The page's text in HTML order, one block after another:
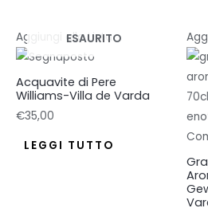
Aggiungi alla Lista
ESAURITO
Acquavite di Pere
Williams-Villa de Varda
€35,00
LEGGI TUTTO